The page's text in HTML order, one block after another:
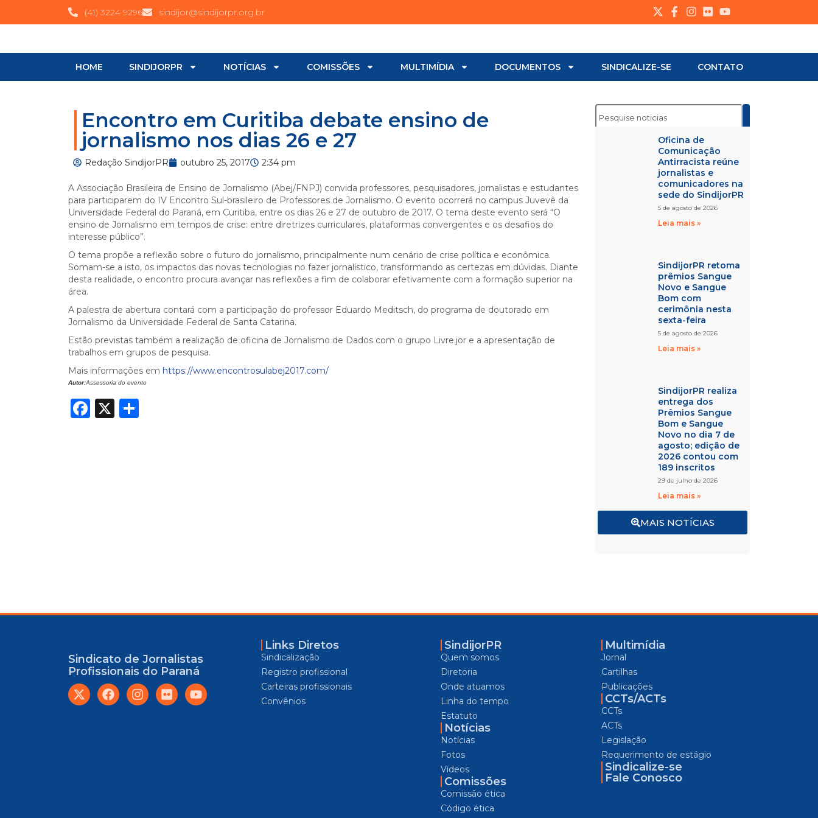
(41) 3224 9296 sindijor@sindijorpr.org.br
HOME SINDIJORPR NOTÍCIAS COMISSÕES MULTIMÍDIA DOCUMENTOS SINDICALIZE-SE CONTATO
Encontro em Curitiba debate ensino de
jornalismo nos dias 26 e 27
Redação SindijorPR outubro 25, 2017 2:34 pm
A Associação Brasileira de Ensino de Jornalismo (Abej/FNPJ) convida professores, pesquisadores, jornalistas e estudantes
para participarem do IV Encontro Sul-brasileiro de Professores de Jornalismo. O evento ocorrerá no campus Juvevê da
Universidade Federal do Paraná, em Curitiba, entre os dias 26 e 27 de outubro de 2017. O tema deste evento será “O
ensino de Jornalismo em tempos de crise: entre diretrizes curriculares, plataformas convergentes e os desafios do
interesse público”.
O tema propõe a reflexão sobre o futuro do jornalismo, principalmente num cenário de crise política e econômica.
Somam-se a isto, os impactos das novas tecnologias no fazer jornalístico, transformando as certezas em dúvidas. Diante
desta realidade, o encontro procura avançar nas reflexões a fim de colaborar efetivamente com a formação superior na
área.
A palestra de abertura contará com a participação do professor Eduardo Meditsch, do programa de doutorado em
Jornalismo da Universidade Federal de Santa Catarina.
Estão previstas também a realização de oficina de Jornalismo de Dados com o grupo Livre.jor e a apresentação de
trabalhos em grupos de pesquisa.
Mais informações em https://www.encontrosulabej2017.com/
Autor:Assessoria do evento
Facebook
X
Oficina de
Comunicação
Antirracista reúne
jornalistas e
comunicadores na
sede do SindijorPR
5 de agosto de 2026
Leia mais »
SindijorPR retoma
prêmios Sangue
Novo e Sangue
Bom com
cerimônia nesta
sexta-feira
5 de agosto de 2026
Leia mais »
SindijorPR realiza
entrega dos
Prêmios Sangue
Bom e Sangue
Novo no dia 7 de
agosto; edição de
2026 contou com
189 inscritos
29 de julho de 2026
Leia mais »
MAIS NOTÍCIAS
Sindicato de Jornalistas
Profissionais do Paraná
Links Diretos
Sindicalização
Registro profissional
Carteiras profissionais
Convênios
SindijorPR
Quem somos
Diretoria
Onde atuamos
Linha do tempo
Estatuto
Notícias
Notícias
Fotos
Vídeos
Comissões
Comissão ética
Código ética
Multimídia
Jornal
Cartilhas
Publicações
CCTs/ACTs
CCTs
ACTs
Legislação
Requerimento de estágio
Sindicalize-se
Fale Conosco